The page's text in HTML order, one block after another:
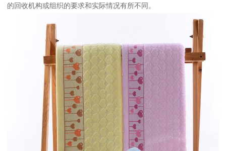
的回收机构或组织的要求和实际情况有所不同。